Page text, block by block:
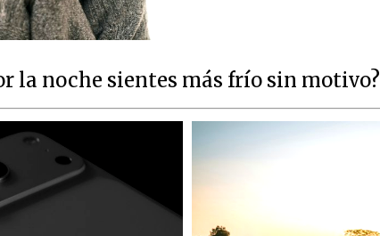
la noche sientes más frío sin motivo?